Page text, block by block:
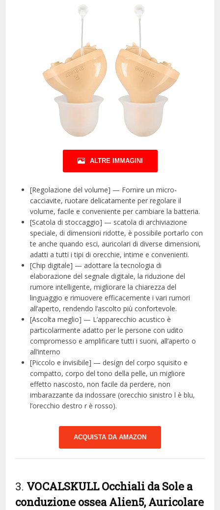
ALTRE IMMAGINI
[Regolazione del volume] — Fornire un micro-
cacciavite, ruotare delicatamente per regolare il
volume, facile e conveniente per cambiare la batteria.
[Scatola di stoccaggio] — scatola di archiviazione
speciale, di dimensioni ridotte, è possibile portarlo con
te anche quando esci, auricolari di diverse dimensioni,
adatti a tutti i tipi di orecchie, intime e convenienti.
[Chip digitale] — adottare la tecnologia di
elaborazione del segnale digitale, la riduzione del
rumore intelligente, migliorare la chiarezza del
linguaggio e rimuovere efficacemente i vari rumori
all’aperto, rendendo l’ascolto più confortevole.
[Ascolta meglio] — L’apparecchio acustico è
particolarmente adatto per le persone con udito
compromesso e amplificare tutti i suoni, all’aperto o
all’interno
[Piccolo e invisibile] — design del corpo squisito e
compatto, corpo del tono della pelle, un migliore
effetto nascosto, non facile da perdere, non
imbarazzante da indossare (orecchio sinistro l è blu,
l’orecchio destro r è rosso).
ACQUISTA DA AMAZON
3. VOCALSKULL Occhiali da Sole a
conduzione ossea Alien5, Auricolare